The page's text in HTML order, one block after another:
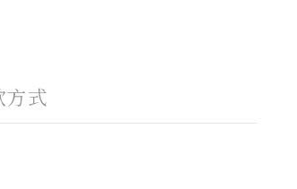
方式